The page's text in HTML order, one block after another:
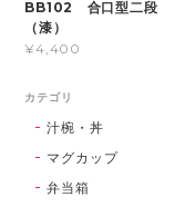
BB102 合口型二段
（漆）
¥4,400
カテゴリ
汁椀・丼
マグカップ
弁当箱